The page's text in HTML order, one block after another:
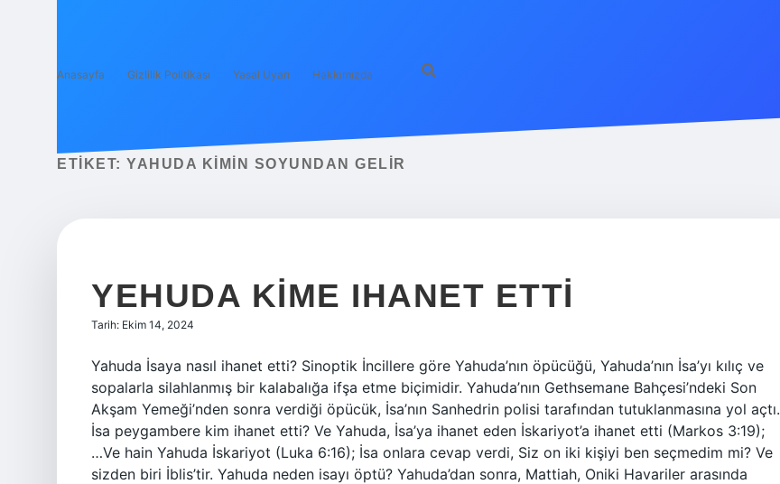
Anasayfa Gizlilik Politikası Yasal Uyarı Hakkımızda
ETIKET: YAHUDA KIMIN SOYUNDAN GELIR
YEHUDA KIME IHANET ETTI
Tarih: Ekim 14, 2024
Yahuda İsaya nasıl ihanet etti? Sinoptik İncillere göre Yahuda’nın öpücüğü, Yahuda’nın İsa’yı kılıç ve
sopalarla silahlanmış bir kalabalığa ifşa etme biçimidir. Yahuda’nın Gethsemane Bahçesi’ndeki Son
Akşam Yemeği’nden sonra verdiği öpücük, İsa’nın Sanhedrin polisi tarafından tutuklanmasına yol açtı.
İsa peygambere kim ihanet etti? Ve Yahuda, İsa’ya ihanet eden İskariyot’a ihanet etti (Markos 3:19);
…Ve hain Yahuda İskariyot (Luka 6:16); İsa onlara cevap verdi, Siz on iki kişiyi ben seçmedim mi? Ve
sizden biri İblis’tir. Yahuda neden isayı öptü? Yahuda’dan sonra, Mattiah, Oniki Havariler arasında